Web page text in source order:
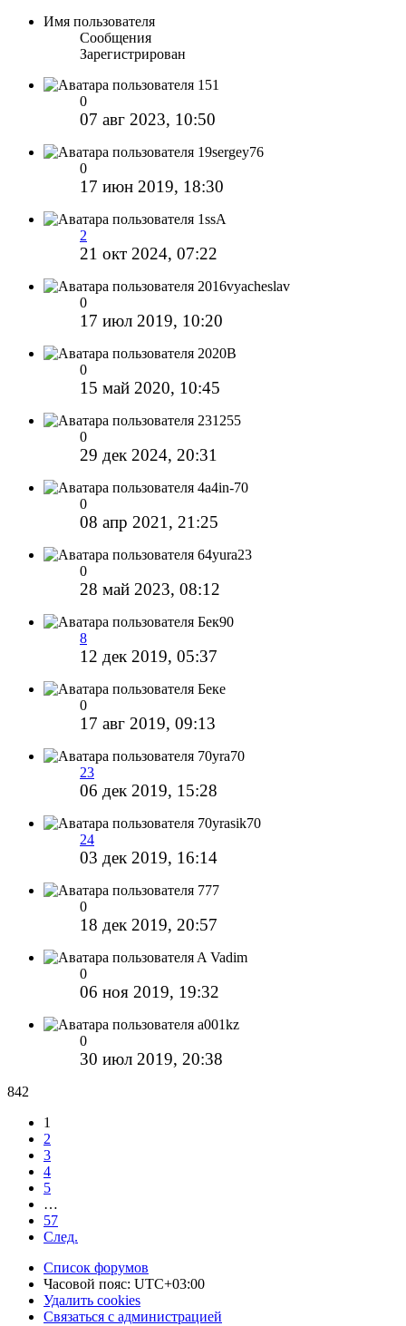
Имя пользователя
Сообщения
Зарегистрирован
151
0
07 авг 2023, 10:50
19sergey76
0
17 июн 2019, 18:30
1ssA
2
21 окт 2024, 07:22
2016vyacheslav
0
17 июл 2019, 10:20
2020В
0
15 май 2020, 10:45
231255
0
29 дек 2024, 20:31
4a4in-70
0
08 апр 2021, 21:25
64yura23
0
28 май 2023, 08:12
Бек90
8
12 дек 2019, 05:37
Беке
0
17 авг 2019, 09:13
70yra70
23
06 дек 2019, 15:28
70yrasik70
24
03 дек 2019, 16:14
777
0
18 дек 2019, 20:57
A Vadim
0
06 ноя 2019, 19:32
a001kz
0
30 июл 2019, 20:38
842
1
2
3
4
5
…
57
След.
Список форумов
Часовой пояс: UTC+03:00
Удалить cookies
Связаться с администрацией